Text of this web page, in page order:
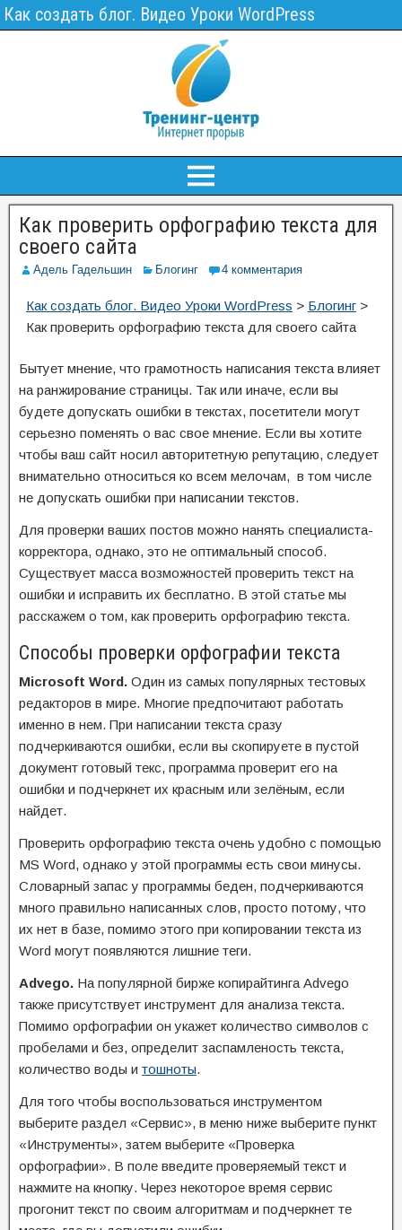
Как создать блог. Видео Уроки WordPress
Как проверить орфографию текста для
своего сайта
Адель Гадельшин Блогинг 4 комментария
Как создать блог. Видео Уроки WordPress > Блогинг >
Как проверить орфографию текста для своего сайта
Бытует мнение, что грамотность написания текста влияет
на ранжирование страницы. Так или иначе, если вы
будете допускать ошибки в текстах, посетители могут
серьезно поменять о вас свое мнение. Если вы хотите
чтобы ваш сайт носил авторитетную репутацию, следует
внимательно относиться ко всем мелочам, в том числе
не допускать ошибки при написании текстов.
Для проверки ваших постов можно нанять специалиста-
корректора, однако, это не оптимальный способ.
Существует масса возможностей проверить текст на
ошибки и исправить их бесплатно. В этой статье мы
расскажем о том, как проверить орфографию текста.
Способы проверки орфографии текста
Microsoft Word. Один из самых популярных тестовых
редакторов в мире. Многие предпочитают работать
именно в нем. При написании текста сразу
подчеркиваются ошибки, если вы скопируете в пустой
документ готовый текс, программа проверит его на
ошибки и подчеркнет их красным или зелёным, если
найдет.
Проверить орфографию текста очень удобно с помощью
MS Word, однако у этой программы есть свои минусы.
Словарный запас у программы беден, подчеркиваются
много правильно написанных слов, просто потому, что
их нет в базе, помимо этого при копировании текста из
Word могут появляются лишние теги.
Advego. На популярной бирже копирайтинга Advego
также присутствует инструмент для анализа текста.
Помимо орфографии он укажет количество символов с
пробелами и без, определит заспамленость текста,
количество воды и тошноты.
Для того чтобы воспользоваться инструментом
выберите раздел «Сервис», в меню ниже выберите пункт
«Инструменты», затем выберите «Проверка
орфографии». В поле введите проверяемый текст и
нажмите на кнопку. Через некоторое время сервис
прогонит текст по своим алгоритмам и подчеркнет те